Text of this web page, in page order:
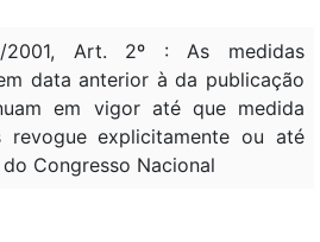
2001, Art. 2º : As medidas
data anterior à da publicação
em vigor até que medida
revogue explicitamente ou até
Congresso Nacional